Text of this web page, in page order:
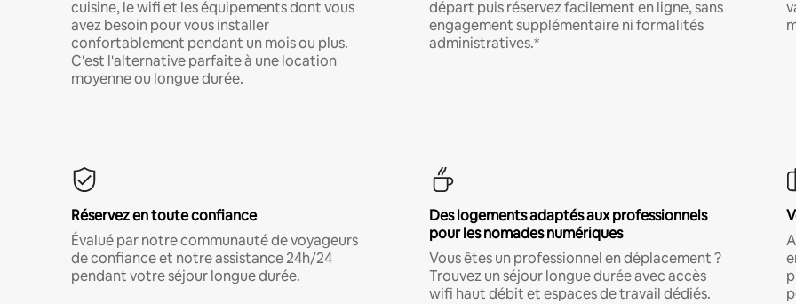
cuisine, le wifi et les équipements dont vous
avez besoin pour vous installer
confortablement pendant un mois ou plus.
C'est l'alternative parfaite à une location
moyenne ou longue durée.
départ puis réservez facilement en ligne, sans
engagement supplémentaire ni formalités
administratives.*
Réservez en toute confiance
Évalué par notre communauté de voyageurs
de confiance et notre assistance 24h/24
pendant votre séjour longue durée.
Des logements adaptés aux professionnels
pour les nomades numériques
Vous êtes un professionnel en déplacement ?
Trouvez un séjour longue durée avec accès
wifi haut débit et espaces de travail dédiés.